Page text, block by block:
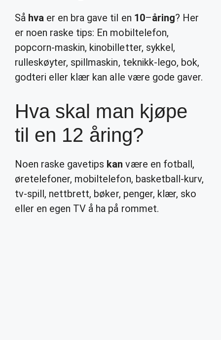
Så hva er en bra gave til en 10–åring? Her
er noen raske tips: En mobiltelefon,
popcorn-maskin, kinobilletter, sykkel,
rulleskøyter, spillmaskin, teknikk-lego, bok,
godteri eller klær kan alle være gode gaver.
Hva skal man kjøpe
til en 12 åring?
Noen raske gavetips kan være en fotball,
øretelefoner, mobiltelefon, basketball-kurv,
tv-spill, nettbrett, bøker, penger, klær, sko
eller en egen TV å ha på rommet.